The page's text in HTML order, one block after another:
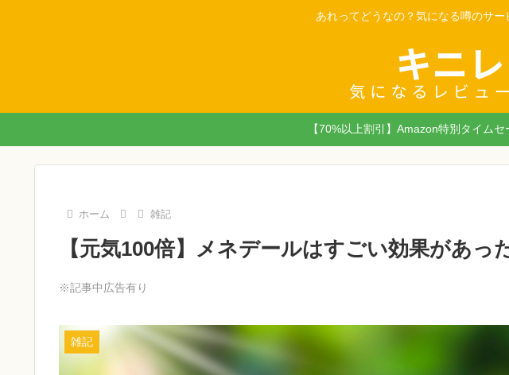
あれってどうなの？気になる噂のサ
【70%以上割引】Amazon特別タイム
ホーム 雑記
【元気100倍】メネデールはすごい効果があっ
※記事中広告有り
雑記